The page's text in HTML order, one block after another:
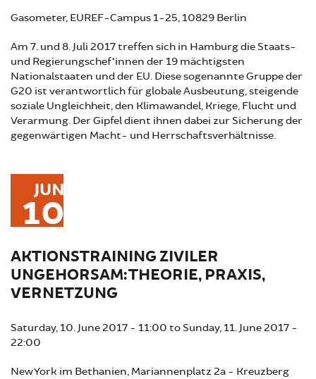
Gasometer, EUREF-Campus 1-25, 10829 Berlin
Am 7. und 8. Juli 2017 treffen sich in Hamburg die Staats-
und Regierungschef*innen der 19 mächtigsten
Nationalstaaten und der EU. Diese sogenannte Gruppe der
G20 ist verantwortlich für globale Ausbeutung, steigende
soziale Ungleichheit, den Klimawandel, Kriege, Flucht und
Verarmung. Der Gipfel dient ihnen dabei zur Sicherung der
gegenwärtigen Macht- und Herrschaftsverhältnisse.
JUN
10
AKTIONSTRAINING ZIVILER
UNGEHORSAM: THEORIE, PRAXIS,
VERNETZUNG
Saturday, 10. June 2017 - 11:00 toSunday, 11. June 2017 -
22:00
New York im Bethanien, Mariannenplatz 2a - Kreuzberg